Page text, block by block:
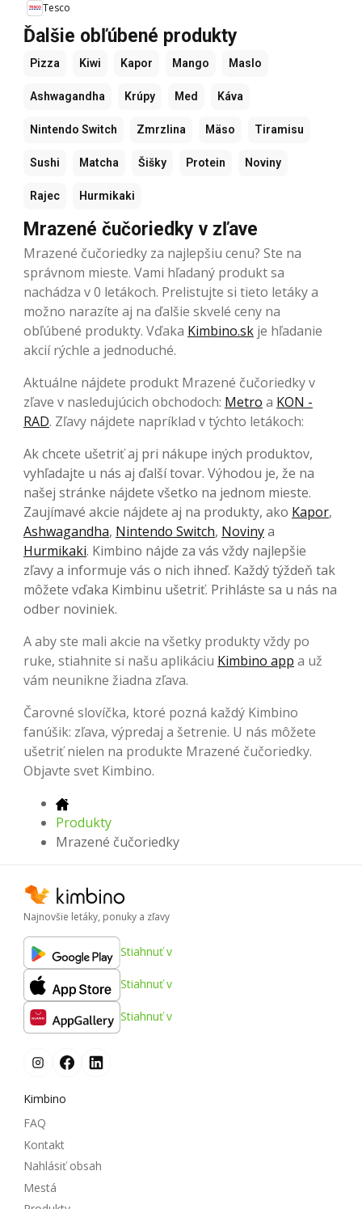
Tesco
Ďalšie obľúbené produkty
Pizza Kiwi Kapor Mango Maslo
Ashwagandha Krúpy Med Káva
Nintendo Switch Zmrzlina Mäso Tiramisu
Sushi Matcha Šišky Protein Noviny
Rajec Hurmikaki
Mrazené čučoriedky v zľave
Mrazené čučoriedky za najlepšiu cenu? Ste na
správnom mieste. Vami hľadaný produkt sa
nachádza v 0 letákoch. Prelistujte si tieto letáky a
možno narazíte aj na ďalšie skvelé ceny na
obľúbené produkty. Vďaka Kimbino.sk je hľadanie
akcií rýchle a jednoduché.
Aktuálne nájdete produkt Mrazené čučoriedky v
zľave v nasledujúcich obchodoch: Metro a KON -
RAD. Zľavy nájdete napríklad v týchto letákoch:
Ak chcete ušetriť aj pri nákupe iných produktov,
vyhľadajte u nás aj ďalší tovar. Výhodou je, že na
našej stránke nájdete všetko na jednom mieste.
Zaujímavé akcie nájdete aj na produkty, ako Kapor,
Ashwagandha, Nintendo Switch, Novinya
Hurmikaki. Kimbino nájde za vás vždy najlepšie
zľavy a informuje vás o nich ihneď. Každý týždeň tak
môžete vďaka Kimbinu ušetriť. Prihláste sa u nás na
odber noviniek.
A aby ste mali akcie na všetky produkty vždy po
ruke, stiahnite si našu aplikáciu Kimbino app a už
vám neunikne žiadna zľava.
Čarovné slovíčka, ktoré pozná každý Kimbino
fanúšik: zľava, výpredaj a šetrenie. U nás môžete
ušetriť nielen na produkte Mrazené čučoriedky.
Objavte svet Kimbino.
Produkty
Mrazené čučoriedky
Najnovšie letáky, ponuky a zľavy
Stiahnuť v
Stiahnuť v
Stiahnuť v
Kimbino
FAQ
Kontakt
Nahlásiť obsah
Mestá